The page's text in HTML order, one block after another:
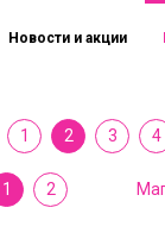
Новости и акции
1 2 3 4
1 2